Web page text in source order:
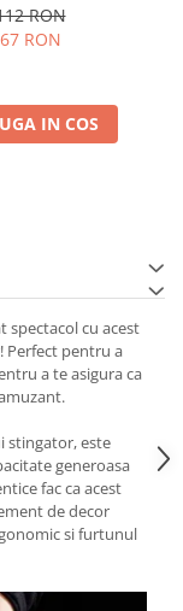
RON
67 RON
IN COS
spectacol cu acest
pentru a
a te asigura ca
stingator, este
generoasa
fac ca acest
de decor
si furtunul